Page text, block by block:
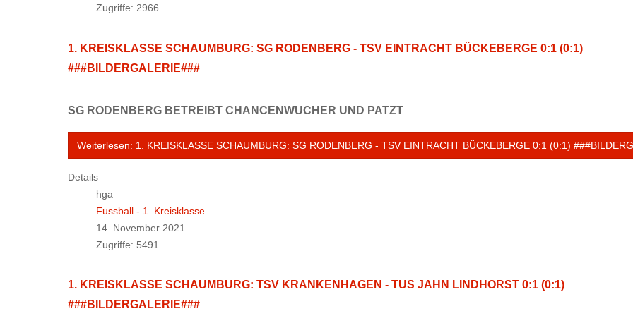
Zugriffe: 2966
1. KREISKLASSE SCHAUMBURG: SG RODENBERG - TSV EINTRACHT BÜCKEBERGE 0:1 (0:1)
###BILDERGALERIE###
SG RODENBERG BETREIBT CHANCENWUCHER UND PATZT
Weiterlesen: 1. KREISKLASSE SCHAUMBURG: SG RODENBERG - TSV EINTRACHT BÜCKEBERGE 0:1 (0:1)
Details
hga
Fussball - 1. Kreisklasse
14. November 2021
Zugriffe: 5491
1. KREISKLASSE SCHAUMBURG: TSV KRANKENHAGEN - TUS JAHN LINDHORST 0:1 (0:1)
###BILDERGALERIE###